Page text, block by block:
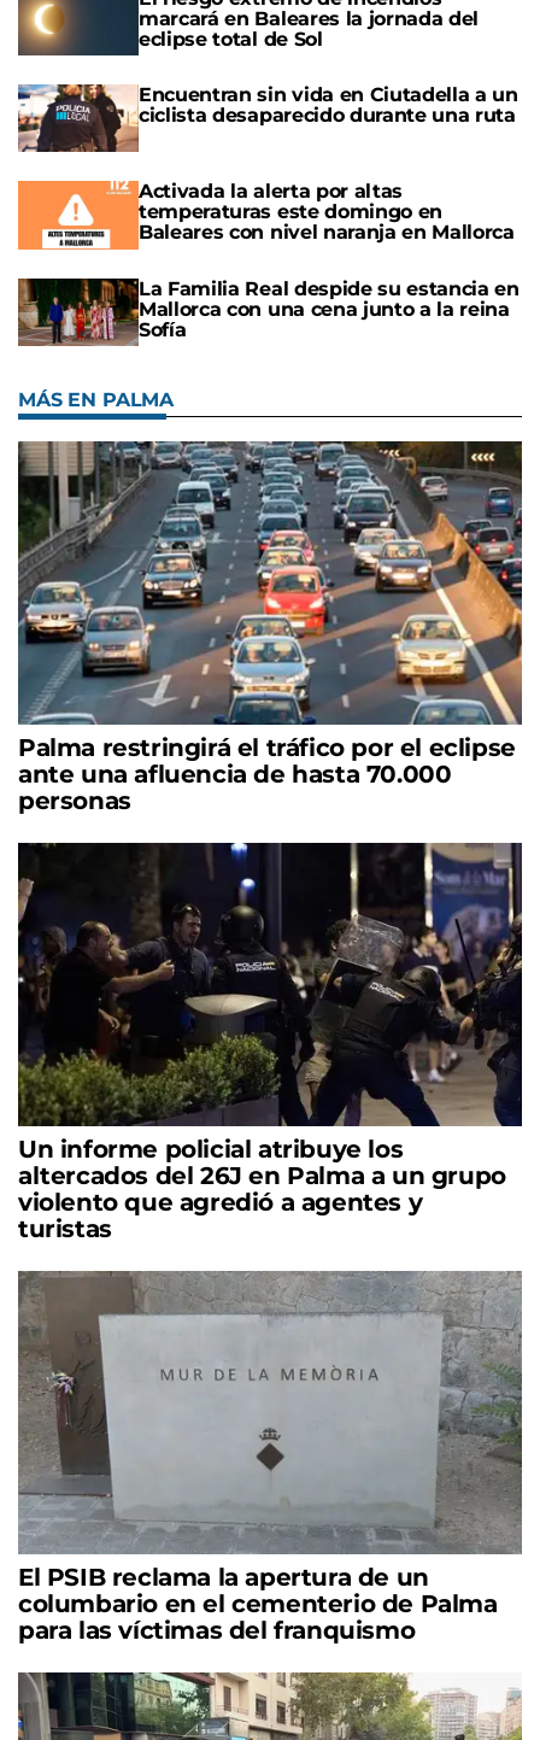
marcará en Baleares la jornada del
eclipse total de Sol
Encuentran sin vida en Ciutadella a un
ciclista desaparecido durante una ruta
Activada la alerta por altas
temperaturas este domingo en
Baleares con nivel naranja en Mallorca
La Familia Real despide su estancia en
Mallorca con una cena junto a la reina
Sofía
MÁS EN PALMA
Palma restringirá el tráfico por el eclipse
ante una afluencia de hasta 70.000
personas
Un informe policial atribuye los
altercados del 26J en Palma a un grupo
violento que agredió a agentes y
turistas
El PSIB reclama la apertura de un
columbario en el cementerio de Palma
para las víctimas del franquismo